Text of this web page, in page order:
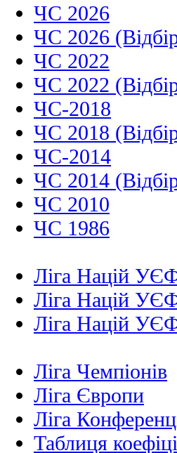
ЧС 2026
ЧС 2026
ЧС 2022
ЧС 2022
ЧС-2018
ЧС 2018
ЧС-2014
ЧС 2014
ЧС 2010
ЧС 1986
Ліга Націй
Ліга Націй
Ліга Націй
Ліга Чемпіонів
Ліга Європи
Ліга
Таблиця